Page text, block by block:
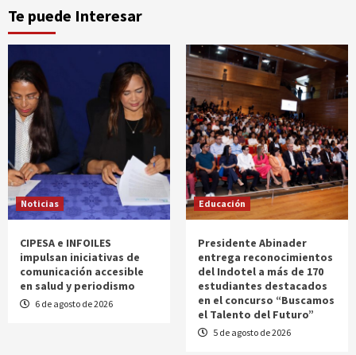
Te puede Interesar
Noticias
CIPESA e INFOILES
impulsan iniciativas de
comunicación accesible
en salud y periodismo
6 de agosto de 2026
Educación
Presidente Abinader
entrega reconocimientos
del Indotel a más de 170
estudiantes destacados
en el concurso “Buscamos
el Talento del Futuro”
5 de agosto de 2026